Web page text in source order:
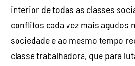
interior de todas as classes
conflitos cada vez mais agudos
sociedade e ao mesmo tempo
classe trabalhadora, que para